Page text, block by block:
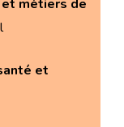
et métiers de
et